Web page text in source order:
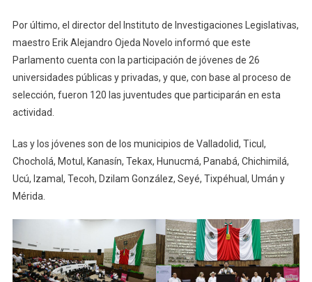
Por último, el director del Instituto de Investigaciones Legislativas,
maestro Erik Alejandro Ojeda Novelo informó que este
Parlamento cuenta con la participación de jóvenes de 26
universidades públicas y privadas, y que, con base al proceso de
selección, fueron 120 las juventudes que participarán en esta
actividad.
Las y los jóvenes son de los municipios de Valladolid, Ticul,
Chocholá, Motul, Kanasín, Tekax, Hunucmá, Panabá, Chichimilá,
Ucú, Izamal, Tecoh, Dzilam González, Seyé, Tixpéhual, Umán y
Mérida.